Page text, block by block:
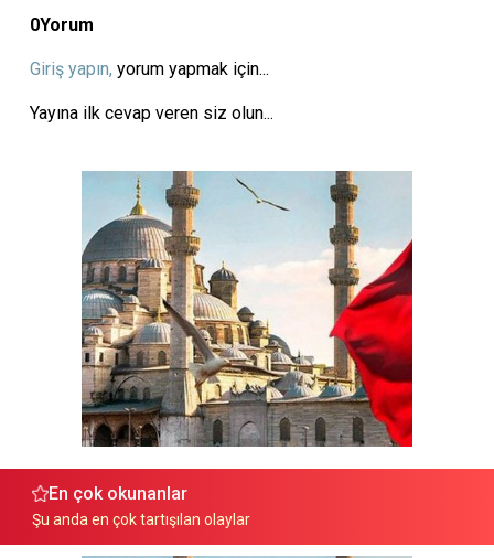
0Yorum
Giriş yapın, yorum yapmak için...
Yayına ilk cevap veren siz olun...
En çok okunanlar
Şu anda en çok tartışılan olaylar